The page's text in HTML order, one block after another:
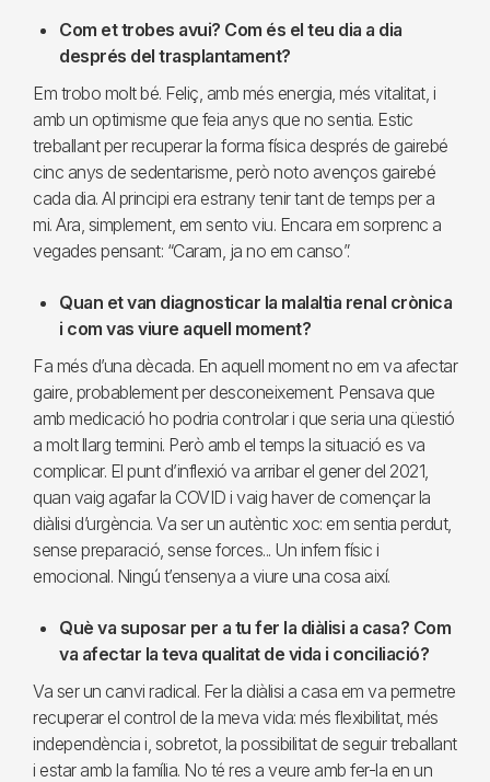
Com et trobes avui? Com és el teu dia a dia
després del trasplantament?
Em trobo molt bé. Feliç, amb més energia, més vitalitat, i
amb un optimisme que feia anys que no sentia. Estic
treballant per recuperar la forma física després de gairebé
cinc anys de sedentarisme, però noto avenços gairebé
cada dia. Al principi era estrany tenir tant de temps per a
mi. Ara, simplement, em sento viu. Encara em sorprenc a
vegades pensant: “Caram, ja no em canso”.
Quan et van diagnosticar la malaltia renal crònica
i com vas viure aquell moment?
Fa més d’una dècada. En aquell moment no em va afectar
gaire, probablement per desconeixement. Pensava que
amb medicació ho podria controlar i que seria una qüestió
a molt llarg termini. Però amb el temps la situació es va
complicar. El punt d’inflexió va arribar el gener del 2021,
quan vaig agafar la COVID i vaig haver de començar la
diàlisi d’urgència. Va ser un autèntic xoc: em sentia perdut,
sense preparació, sense forces... Un infern físic i
emocional. Ningú t’ensenya a viure una cosa així.
Què va suposar per a tu fer la diàlisi a casa? Com
va afectar la teva qualitat de vida i conciliació?
Va ser un canvi radical. Fer la diàlisi a casa em va permetre
recuperar el control de la meva vida: més flexibilitat, més
independència i, sobretot, la possibilitat de seguir treballant
i estar amb la família. No té res a veure amb fer-la en un